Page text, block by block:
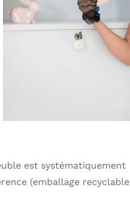
est systématiquement
(emballage recyclable